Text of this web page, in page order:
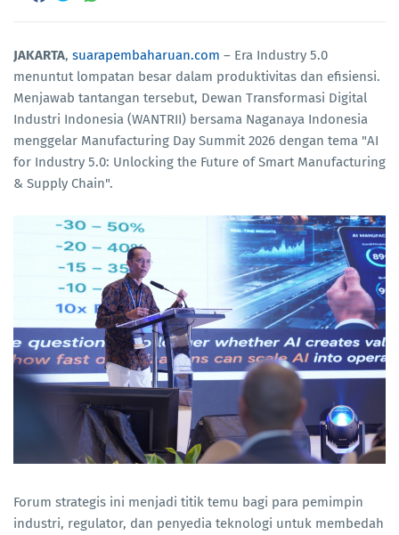
JAKARTA, suarapembaharuan.com – Era Industry 5.0
menuntut lompatan besar dalam produktivitas dan efisiensi.
Menjawab tantangan tersebut, Dewan Transformasi Digital
Industri Indonesia (WANTRII) bersama Naganaya Indonesia
menggelar Manufacturing Day Summit 2026 dengan tema "AI
for Industry 5.0: Unlocking the Future of Smart Manufacturing
& Supply Chain".
Forum strategis ini menjadi titik temu bagi para pemimpin
industri, regulator, dan penyedia teknologi untuk membedah